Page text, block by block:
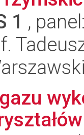
1 ,